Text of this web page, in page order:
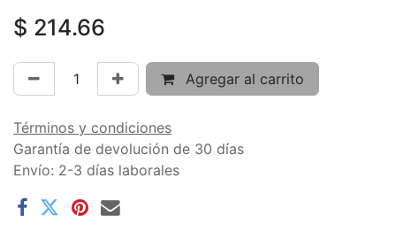
$ 214.66
Agregar al carrito
Términos y condiciones
Garantía de devolución de 30 días
Envío: 2-3 días laborales